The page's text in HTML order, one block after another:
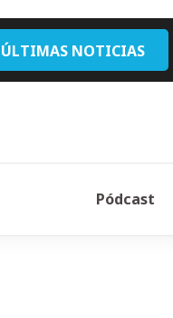
ÚLTIMAS NOTICIAS
Pódcast